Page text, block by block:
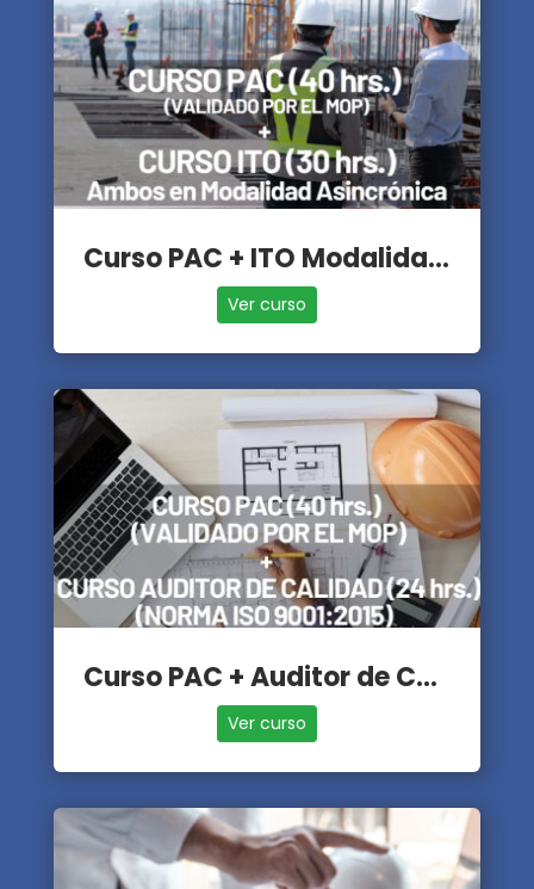
Curso PAC + ITO Modalidad Asincrónica
Ver curso
Curso PAC + Auditor de Calidad
Ver curso